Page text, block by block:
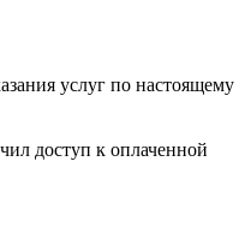
услуг по настоящему
доступ к оплаченной